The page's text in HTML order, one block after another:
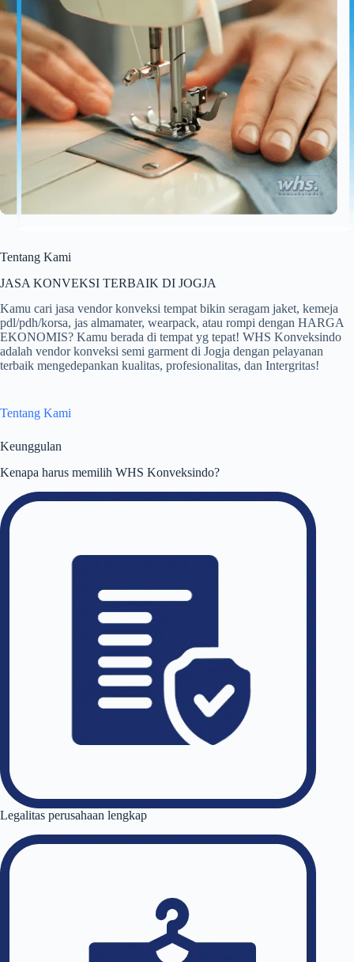
Tentang Kami
JASA KONVEKSI TERBAIK DI JOGJA
Kamu cari jasa vendor konveksi tempat bikin seragam jaket, kemeja
pdl/pdh/korsa, jas almamater, wearpack, atau rompi dengan HARGA
EKONOMIS? Kamu berada di tempat yg tepat! WHS Konveksindo
adalah vendor konveksi semi garment di Jogja dengan pelayanan
terbaik mengedepankan kualitas, profesionalitas, dan Intergritas!
Tentang Kami
Keunggulan
Kenapa harus memilih WHS Konveksindo?
Legalitas perusahaan lengkap